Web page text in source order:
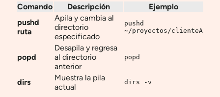
Comando Descripción
Ejemplo
pushd
ruta
Apila y cambia al
directorio
especificado
pushd
~/proyectos/clienteA
popd
Desapila y regresa
al directorio
anterior
popd
dirs
Muestra la pila
actual
dirs -v